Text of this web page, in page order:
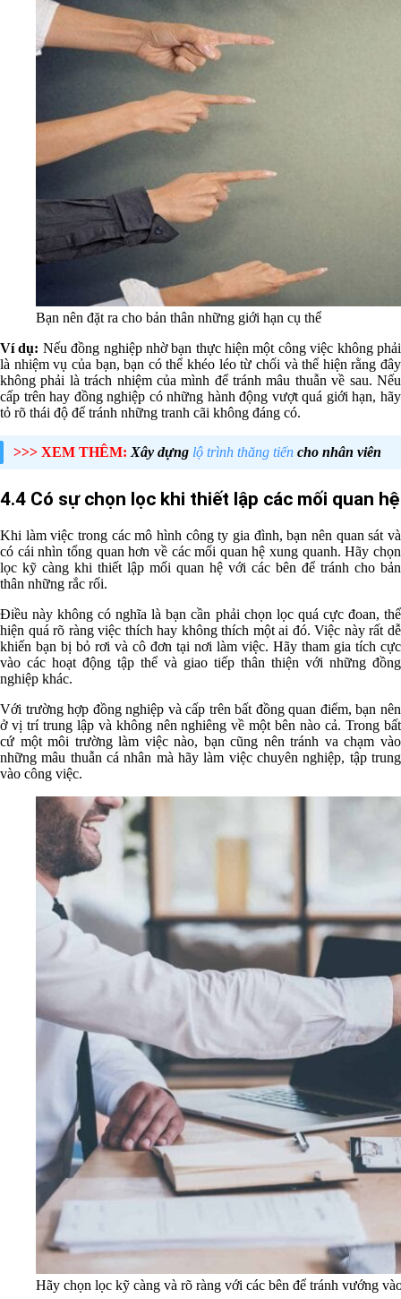
Bạn nên đặt ra cho bản thân những giới hạn cụ thể
Ví dụ: Nếu đồng nghiệp nhờ bạn thực hiện một công việc không phải
là nhiệm vụ của bạn, bạn có thể khéo léo từ chối và thể hiện rằng đây
không phải là trách nhiệm của mình để tránh mâu thuẫn về sau. Nếu
cấp trên hay đồng nghiệp có những hành động vượt quá giới hạn, hãy
tỏ rõ thái độ để tránh những tranh cãi không đáng có.
>>> XEM THÊM: Xây dựng lộ trình thăng tiến cho nhân viên
4.4 Có sự chọn lọc khi thiết lập các mối quan hệ
Khi làm việc trong các mô hình công ty gia đình, bạn nên quan sát và
có cái nhìn tổng quan hơn về các mối quan hệ xung quanh. Hãy chọn
lọc kỹ càng khi thiết lập mối quan hệ với các bên để tránh cho bản
thân những rắc rối.
Điều này không có nghĩa là bạn cần phải chọn lọc quá cực đoan, thể
hiện quá rõ ràng việc thích hay không thích một ai đó. Việc này rất dễ
khiến bạn bị bỏ rơi và cô đơn tại nơi làm việc. Hãy tham gia tích cực
vào các hoạt động tập thể và giao tiếp thân thiện với những đồng
nghiệp khác.
Với trường hợp đồng nghiệp và cấp trên bất đồng quan điểm, bạn nên
ở vị trí trung lập và không nên nghiêng về một bên nào cả. Trong bất
cứ một môi trường làm việc nào, bạn cũng nên tránh va chạm vào
những mâu thuẫn cá nhân mà hãy làm việc chuyên nghiệp, tập trung
vào công việc.
Hãy chọn lọc kỹ càng và rõ ràng với các bên để tránh vướng